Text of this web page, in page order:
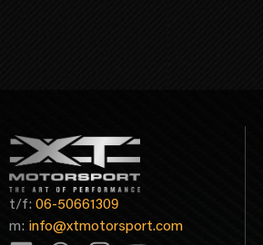
t/f: 06-50661309
m: info@xtmotorsport.com